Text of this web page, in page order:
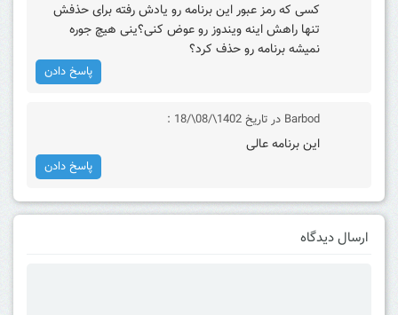
کسی که رمز عبور این برنامه رو یادش رفته برای حذفش
تنها راهش اینه ویندوز رو عوض کنی؟ینی هیچ جوره
نمیشه برنامه رو حذف کرد؟
پاسخ دادن
Barbod در تاریخ 1402\/08\/18 :
این برنامه عالی
پاسخ دادن
ارسال دیدگاه